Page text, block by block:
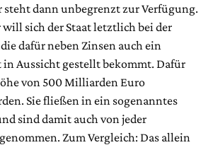
steht dann unbegrenzt zur Verfügung.
will sich der Staat letztlich bei der
dafür neben Zinsen auch ein
Aussicht gestellt bekommt. Dafür
von 500 Milliarden Euro
Sie fließen in ein sogenanntes
sind damit auch von jeder
Zum Vergleich: Das allein